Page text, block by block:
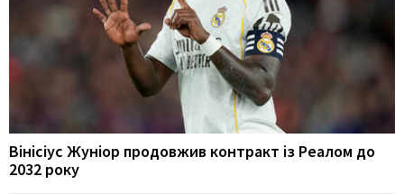
Вінісіус Жуніор продовжив контракт із Реалом до
2032 року